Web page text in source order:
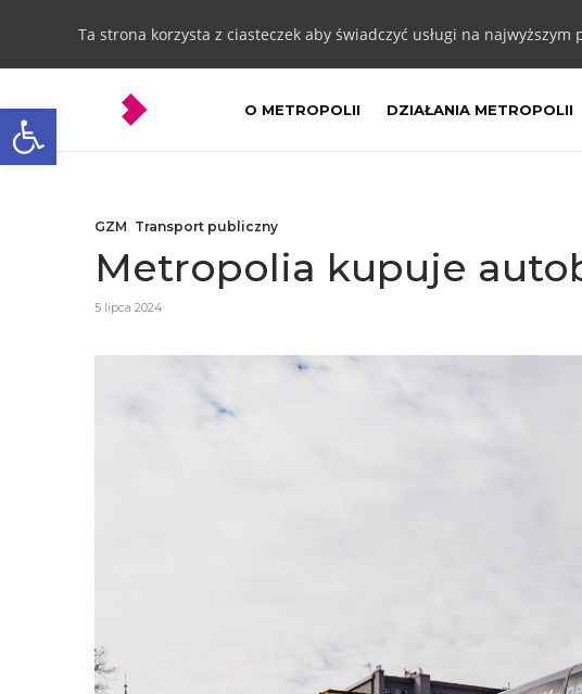
Otwórz pasek narzędzi
Ta strona korzysta z ciasteczek aby świadczyć usługi na
O METROPOLII DZIAŁANIA METROPOLII
GZM, Transport publiczny
Metropolia kupuje
5 lipca 2024